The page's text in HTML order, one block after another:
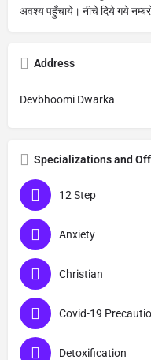
अवश्य पहुँचाये। नीचे दिये गये
Address
Devbhoomi Dwarka
Specializations and
12 Step
Anxiety
Christian
Covid-19
Detoxification